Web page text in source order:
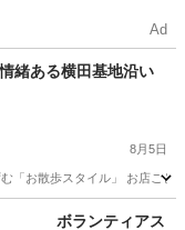
Ad
緒ある横田基地沿い
8月5日
「お散歩スタイル」 お店ご
リカン雑貨